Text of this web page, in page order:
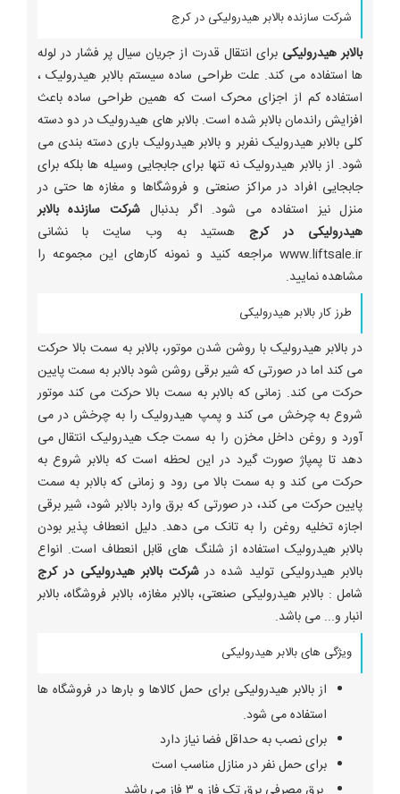
شرکت سازنده بالابر هیدرولیکی در کرج
بالابر هیدرولیکی برای انتقال قدرت از جریان سیال پر فشار در لوله
ها استفاده می کند. علت طراحی ساده سیستم بالابر هیدرولیک ،
استفاده کم از اجزای محرک است که همین طراحی ساده باعث
افزایش راندمان بالابر شده است. بالابر های هیدرولیک در دو دسته
کلی بالابر هیدرولیک نفربر و بالابر هیدرولیک باری دسته بندی می
شود. از بالابر هیدرولیک نه تنها برای جابجایی وسیله ها بلکه برای
جابجایی افراد در مراکز صنعتی و فروشگاها و مغازه ها حتی در
منزل نیز استفاده می شود. اگر بدنبال شرکت سازنده بالابر
هیدرولیکی در کرجهستید به وب سایت با نشانی
www.liftsale.ir مراجعه کنید و نمونه کارهای این مجموعه را
مشاهده نمایید.
طرز کار بالابر هیدرولیکی
در بالابر هیدرولیک با روشن شدن موتور، بالابر به سمت بالا حرکت
می کند اما در صورتی که شیر برقی روشن شود بالابر به سمت پایین
حرکت می کند. زمانی که بالابر به سمت بالا حرکت می کند موتور
شروع به چرخش می کند و پمپ هیدرولیک را به چرخش در می
آورد و روغن داخل مخزن را به سمت جک هیدرولیک انتقال می
دهد تا پمپاژ صورت گیرد در این لحظه است که بالابر شروع به
حرکت می کند و به سمت بالا می رود و زمانی که بالابر به سمت
پایین حرکت می کند، در صورتی که برق وارد بالابر شود، شیر برقی
اجازه تخلیه روغن را به تانک می دهد. دلیل انعطاف پذیر بودن
بالابر هیدرولیک استفاده از شلنگ های قابل انعطاف است. انواع
بالابر هیدرولیکی تولید شده درشرکت بالابر هیدرولیکی در کرج
شامل : بالابر هیدرولیکی صنعتی، بالابر مغازه، بالابر فروشگاه، بالابر
انبار و... می باشد.
ویژگی های بالابر هیدرولیکی
از بالابر هیدرولیکی برای حمل کالاها و بارها در فروشگاه ها
استفاده می شود.
برای نصب به حداقل فضا نیاز دارد
برای حمل نفر در منازل مناسب است